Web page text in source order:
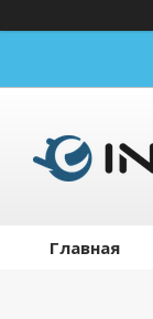
Главная